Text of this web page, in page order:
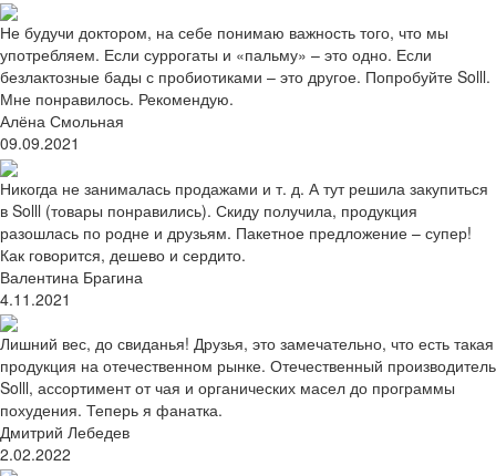
Не будучи доктором, на себе понимаю важность того, что мы
употребляем. Если суррогаты и «пальму» – это одно. Если
безлактозные бады с пробиотиками – это другое. Попробуйте Solll.
Мне понравилось. Рекомендую.
Алёна Смольная
09.09.2021
Никогда не занималась продажами и т. д. А тут решила закупиться
в Solll (товары понравились). Скиду получила, продукция
разошлась по родне и друзьям. Пакетное предложение – супер!
Как говорится, дешево и сердито.
Валентина Брагина
4.11.2021
Лишний вес, до свиданья! Друзья, это замечательно, что есть такая
продукция на отечественном рынке. Отечественный производитель
Solll, ассортимент от чая и органических масел до программы
похудения. Теперь я фанатка.
Дмитрий Лебедев
2.02.2022